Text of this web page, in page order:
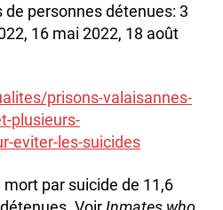
de personnes détenues: 3
16 mai 2022, 18 août
prisons-valaisannes-
plusieurs-
eviter-les-suicides
par suicide de 11,6